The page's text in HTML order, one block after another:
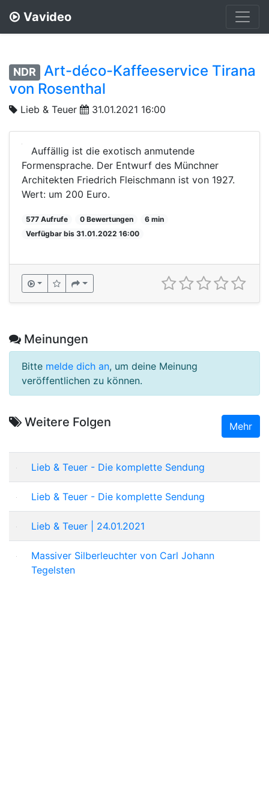
Vavideo
NDR
Art-déco-Kaffeeservice Tirana
von Rosenthal
Lieb & Teuer 31.01.2021 16:00
Auffällig ist die exotisch anmutende
Formensprache. Der Entwurf des Münchner
Architekten Friedrich Fleischmann ist von 1927.
Wert: um 200 Euro.
577 Aufrufe 0 Bewertungen
6 min
Verfügbar bis 31.01.2022 16:00
Meinungen
Bitte melde dich an, um deine Meinung
veröffentlichen zu können.
Weitere Folgen Mehr
Lieb & Teuer - Die komplette Sendung
Lieb & Teuer - Die komplette Sendung
Lieb & Teuer | 24.01.2021
Massiver Silberleuchter von Carl Johann
Tegelsten